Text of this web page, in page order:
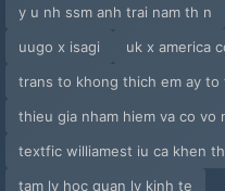
y u nh ssm anh trai nam th n
uugo x isagi
uk x america
trans to khong thich em ay to
thieu gia nham hiem va co vo
textfic williamest iu ca khen
tam ly hoc quan ly kinh te